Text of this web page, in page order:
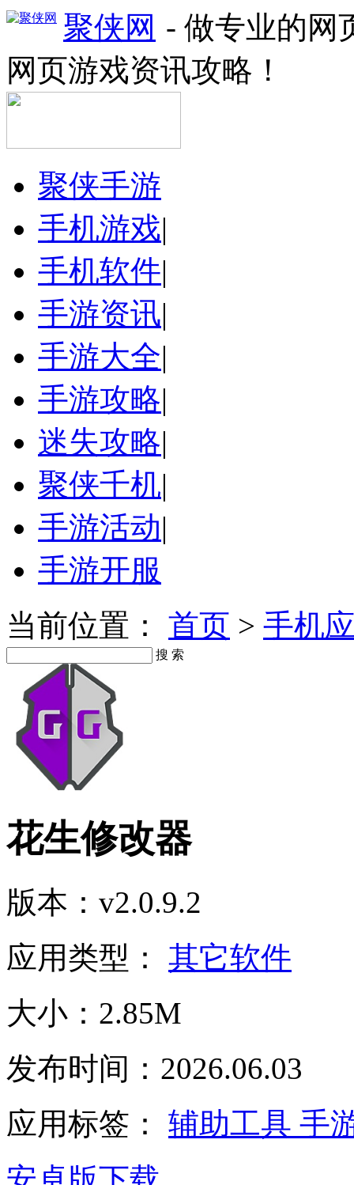
聚侠网 - 做专业的网
网页游戏资讯攻略！
聚侠手游
手机游戏|
手机软件|
手游资讯|
手游大全|
手游攻略|
迷失攻略|
聚侠千机|
手游活动|
手游开服
当前位置： 首页 > 手机
搜 索
花生修改器
版本：v2.0.9.2
应用类型： 其它软件
大小：2.85M
发布时间：2026.06.03
应用标签： 辅助工具 手